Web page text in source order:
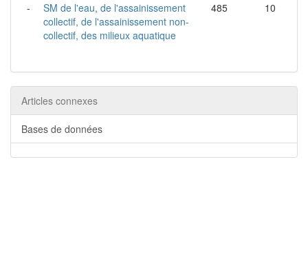
-
SM de l'eau, de l'assainissement
collectif, de l'assainissement non-
collectif, des milieux aquatique
485 10
Articles connexes
Bases de données